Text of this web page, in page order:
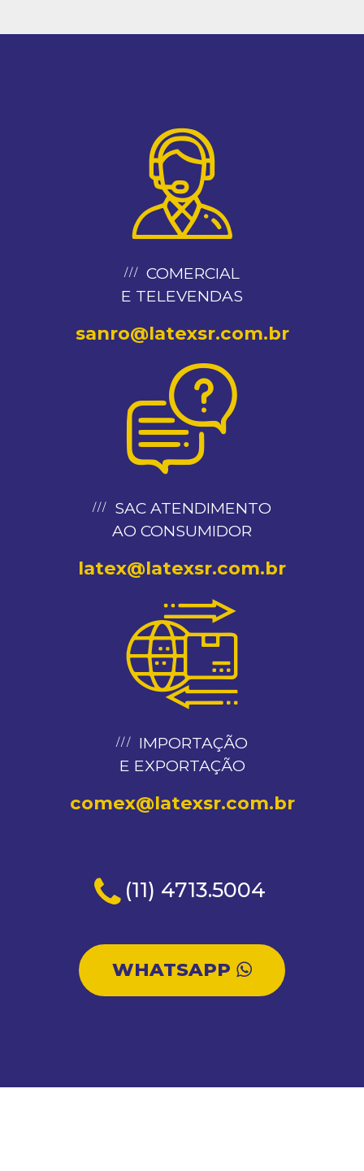
COMERCIAL
E TELEVENDAS
sanro@latexsr.com.br
SAC ATENDIMENTO
AO CONSUMIDOR
latex@latexsr.com.br
IMPORTAÇÃO
E EXPORTAÇÃO
comex@latexsr.com.br
(11) 4713.5004
WHATSAPP